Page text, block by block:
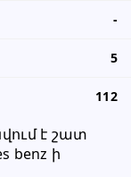
-
5
112
է շատ
benz ի